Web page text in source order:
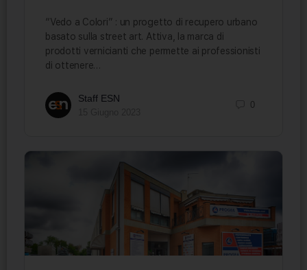
“Vedo a Colori” : un progetto di recupero urbano
basato sulla street art. Attiva, la marca di
prodotti vernicianti che permette ai professionisti
di ottenere…
Staff ESN
0